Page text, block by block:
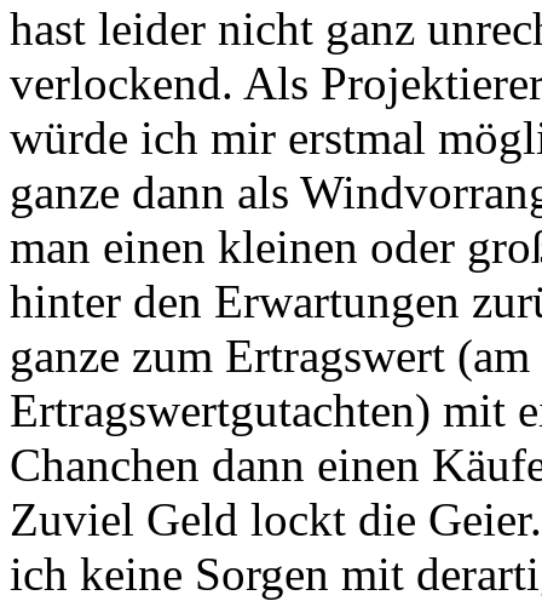
hast leider nicht ganz
verlockend. Als
würde ich mir erstmal
ganze dann als
man einen kleinen oder
hinter den Erwartungen
ganze zum Ertragswert
Ertragswertgutachten) mit
Chanchen dann einen
Zuviel Geld lockt die
ich keine Sorgen mit